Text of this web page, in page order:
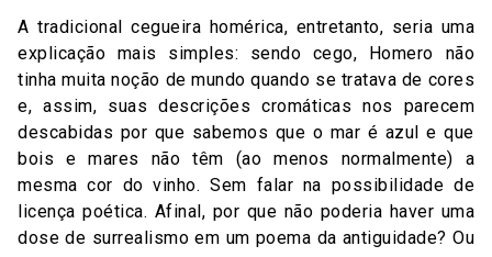
A tradicional cegueira homérica, entretanto, seria uma
explicação mais simples: sendo cego, Homero não
tinha muita noção de mundo quando se tratava de cores
e, assim, suas descrições cromáticas nos parecem
descabidas por que sabemos que o mar é azul e que
bois e mares não têm (ao menos normalmente) a
mesma cor do vinho. Sem falar na possibilidade de
licença poética. Afinal, por que não poderia haver uma
dose de surrealismo em um poema da antiguidade? Ou